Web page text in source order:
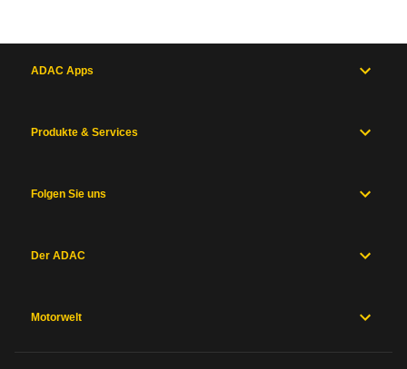
ADAC Apps
Produkte & Services
Folgen Sie uns
Der ADAC
Motorwelt